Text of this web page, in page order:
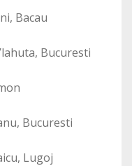
Bacau
Bucuresti
Bucuresti
Lugoj